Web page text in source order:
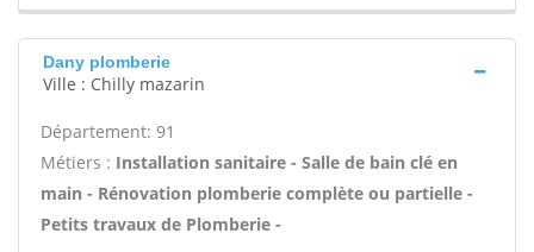
Dany plomberie
Ville : Chilly mazarin
Département: 91
Métiers : Installation sanitaire - Salle de bain clé en
main - Rénovation plomberie complète ou partielle -
Petits travaux de Plomberie -